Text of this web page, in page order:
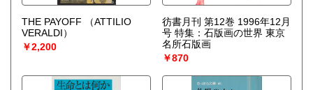
THE PAYOFF
（ATTILIO
VERALDI）
￥2,200
彷書月刊 第12巻 1996年12月
号 特集：石版画の世界 東京
名所石版画
￥870